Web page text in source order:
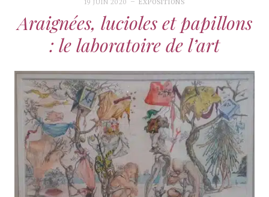
19 JUIN 2020 EXPOSITIONS
Araignées, lucioles et papillons
: le laboratoire de l’art